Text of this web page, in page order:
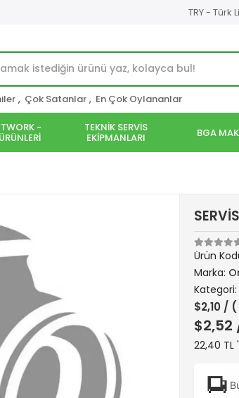
TRY - Türk
, Çok Satanlar , En Çok Oylananlar
- TEKNİK SERVİS
EKİPMANLARI BGA
Ürün
Marka:
Kategori:
$2,10 / (
$2,52
22,40